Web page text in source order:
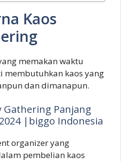
Kaos
memakan waktu
membutuhkan kaos yang
dan dimanapun.
Gathering Panjang
|biggo Indonesia
organizer yang
pembelian kaos